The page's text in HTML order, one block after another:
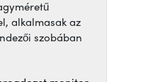
alkalmasak az
szobában